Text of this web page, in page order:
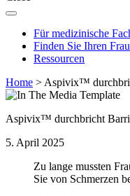
Für medizinische
Finden Sie Ihren
Ressourcen
Home > Aspivix™
Aspivix™ durchbricht
5. April 2025
Zu lange mussten
Sie von Schmerzen